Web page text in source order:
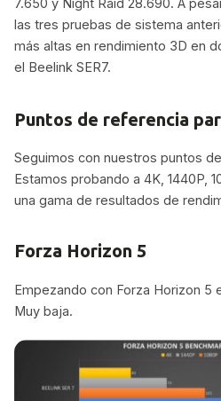
7.650 y Night Raid 28.690. A
las tres pruebas de sistema
más altas en rendimiento 3D en
el Beelink SER7.
Puntos de referencia
Seguimos con nuestros puntos
Estamos probando a 4K, 1440P,
una gama de resultados de
Forza Horizon 5
Empezando con Forza Horizon 5
Muy baja.